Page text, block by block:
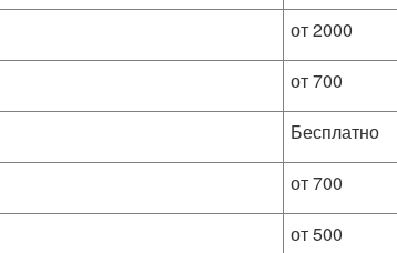
от 2000
от 700
Бесплатно
от 700
от 500